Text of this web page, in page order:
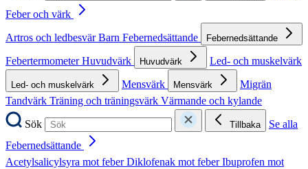
Feber och värk
Artros och ledbesvärBarn Febernedsättande Febernedsättande
FebertermometerHuvudvärk Huvudvärk Led- och muskelvärk
Led- och muskelvärk Mensvärk Mensvärk
Migrän
Tandvärk Träning och träningsvärk Värmande och kylande
Sök
Tillbaka
Se alla
Febernedsättande
Acetylsalicylsyra mot feberDiklofenak mot feberIbuprofen mot